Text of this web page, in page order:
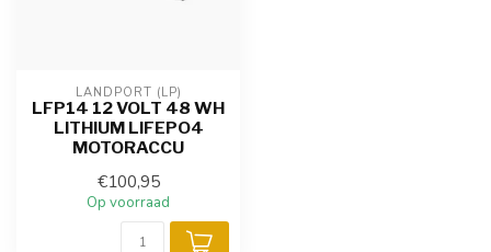
LANDPORT (LP)
LFP14 12 VOLT 48 WH
LITHIUM LIFEPO4
MOTORACCU
€100,95
Op voorraad